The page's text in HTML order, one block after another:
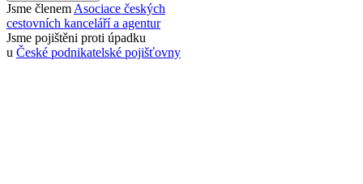
Jsme členem Asociace českých
cestovních kanceláří a agentur
Jsme pojištěni proti úpadku
u České podnikatelské pojišťovny